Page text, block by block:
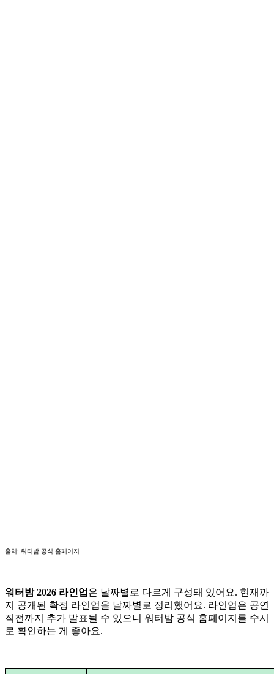
출처: 워터밤 공식 홈페이지
워터밤 2026 라인업 은 날짜별로 다르게 구성돼 있어요. 현재까
지 공개된 확정 라인업을 날짜별로 정리했어요. 라인업은 공연
직전까지 추가 발표될 수 있으니 워터밤 공식 홈페이지를 수시
로 확인하는 게 좋아요.